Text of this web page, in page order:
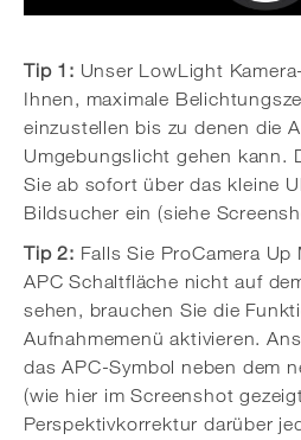
Tip 1: Unser LowLight
Ihnen, maximale
einzustellen bis zu denen die
Umgebungslicht gehen kann.
Sie ab sofort über das kleine
Bildsucher ein (siehe
Tip 2: Falls Sie ProCamera
APC Schaltfläche nicht auf
sehen, brauchen Sie die
Aufnahmemenü aktivieren.
das APC-Symbol neben dem
(wie hier im Screenshot
Perspektivkorrektur darüber